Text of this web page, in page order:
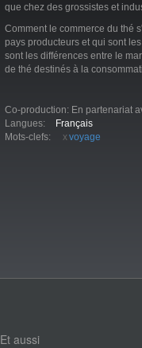
que chez des grossistes et
Comment le commerce du thé
pays producteurs et qui sont
sont les différences entre le
de thé destinés à la
Co-production: En partenariat
Langues:
Français
Mots-clefs:
voyage
Et aussi